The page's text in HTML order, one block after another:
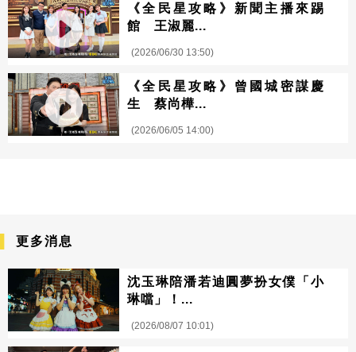
《全民星攻略》新聞主播來踢
館 王淑麗...
(2026/06/30 13:50)
《全民星攻略》曾國城密謀慶
生 蔡尚樺...
(2026/06/05 14:00)
更多消息
沈玉琳陪潘若迪圓夢扮女僕「小
琳噹」！...
(2026/08/07 10:01)